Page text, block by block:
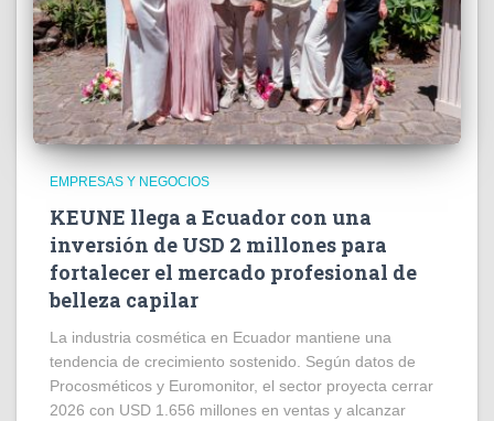
EMPRESAS Y NEGOCIOS
KEUNE llega a Ecuador con una
inversión de USD 2 millones para
fortalecer el mercado profesional de
belleza capilar
La industria cosmética en Ecuador mantiene una
tendencia de crecimiento sostenido. Según datos de
Procosméticos y Euromonitor, el sector proyecta cerrar
2026 con USD 1.656 millones en ventas y alcanzar